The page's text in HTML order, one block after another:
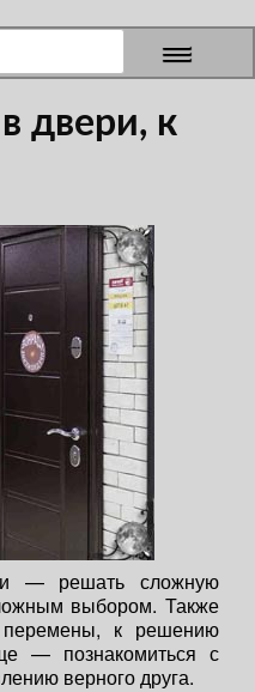
двери, к
— решать сложную
выбором. Также
к решению
— познакомиться с
верного друга.